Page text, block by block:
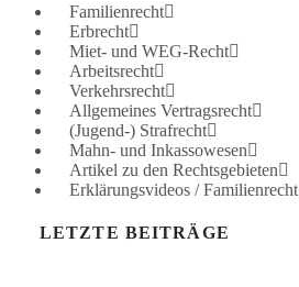
Familienrecht
Erbrecht
Miet- und WEG-Recht
Arbeitsrecht
Verkehrsrecht
Allgemeines Vertragsrecht
(Jugend-) Strafrecht
Mahn- und Inkassowesen
Artikel zu den Rechtsgebieten
Erklärungsvideos / Familienrecht
LETZTE BEITRÄGE